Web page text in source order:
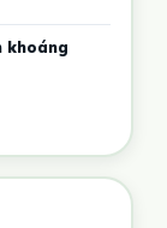
khoáng